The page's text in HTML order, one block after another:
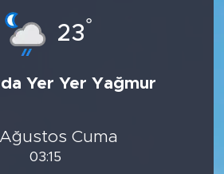
23°
Yer Yer Yağmur
Cuma
03:15